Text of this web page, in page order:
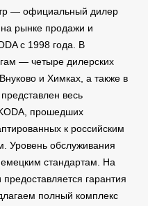
— официальный дилер
рынке продажи и
с 1998 года. В
— четыре дилерских
и Химках, а также в
весь
прошедших
к российским
Уровень обслуживания
стандартам. На
гарантия
полный комплекс